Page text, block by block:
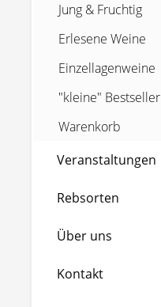
Jung & Fruchtig
Erlesene Weine
Einzellagenweine
"kleine" Bestseller
Warenkorb
Veranstaltungen
Rebsorten
Über uns
Kontakt